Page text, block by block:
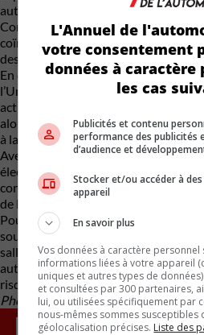
automobiles et la gestion d’entreprise
Corporation, son arrivée à la
coïncide avec une période de
des produits Subaru.
En effet, cette année, trois utilitaires
l’Uncharted compact et le
actuellement dans leur phase
alors que le Getaway, un modèle à 7
à la fin de 2026.
Avec le Solterra, Subaru aura
électriques à proposer à sa clientèle.
constitue un atout important dans
de l’électrification.
Pour certains concessionnaires, par
soudaine des produits pourrait
salles d’exposition n’étant pas
autant de nouveautés d’un coup,
risquent de croître peut-être trop
Photos : Subaru et Yoichi Hori/
L'Annuel de
votre consentement
données à caractère
les cas
Publicités et contenu
performance des publicités
d’audience et
Stocker et/ou accéder à
appareil
En savoir plus
Vos données à caractère
informations liées à votre appareil
uniques et autres types de
et consultées par 300 partenaires,
lui, ou utilisées spécifiquement par
nous-mêmes sommes
géolocalisation précises. Liste des